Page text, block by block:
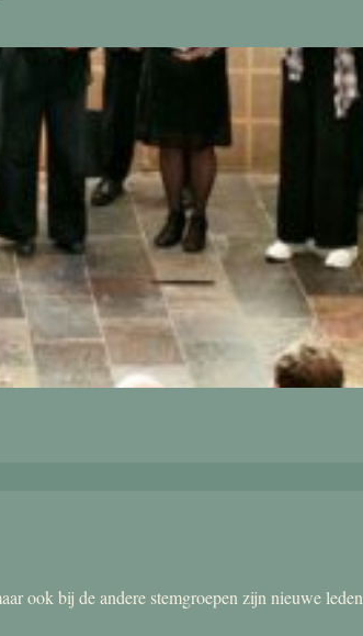
ook bij de andere stemgroepen zijn nieuwe leden